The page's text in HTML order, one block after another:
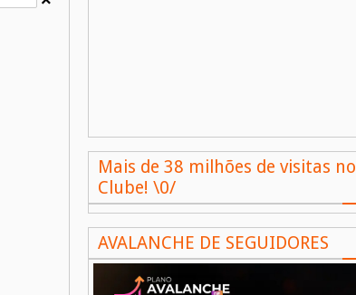
Mais de 38 milhões de visitas no
Clube! \0/
AVALANCHE DE SEGUIDORES